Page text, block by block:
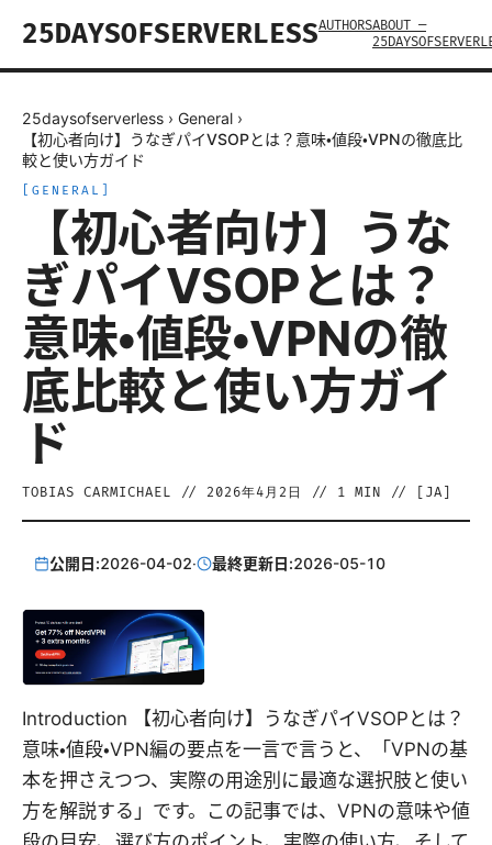
25DAYSOFSERVERLESSAUTHORSABOUT —
25daysofserverless › General ›
【初心者向け】うなぎパイVSOPとは？意味・値段・VPNの徹底比
較と使い方ガイド
GENERAL
【初心者向け】うな
ぎパイVSOPとは？
意味・値段・VPNの徹
底比較と使い方ガイ
ド
TOBIAS CARMICHAEL // 2026年4月2日 // 1 MIN // [ JA
公開日:2026-04-02· 最終更新日:2026-05-10
Introduction 【初心者向け】うなぎパイVSOPとは？
意味・値段・VPN編の要点を一言で言うと、「VPNの基
本を押さえつつ、実際の用途別に最適な選択肢と使い
方を解説する」です。この記事では、VPNの意味や値